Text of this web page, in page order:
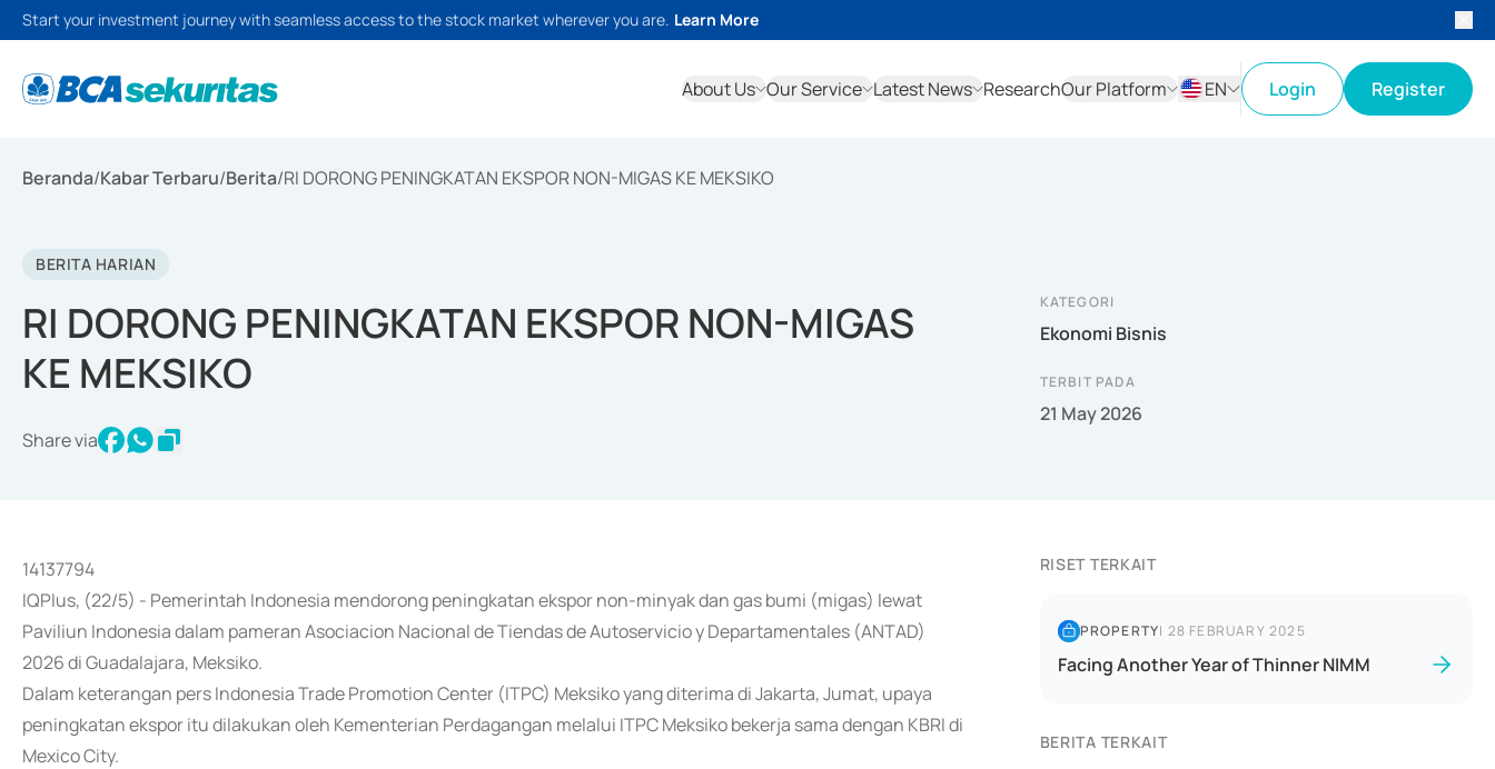
Start your investment journey with seamless access to the stock market wherever you are. Learn More
About Us Our Service Latest News ResearchOur Platform
EN
Login Register
Beranda/Kabar Terbaru/Berita/RI DORONG PENINGKATAN EKSPOR NON-MIGAS KE MEKSIKO
BERITA HARIAN
RI DORONG PENINGKATAN EKSPOR NON-MIGAS
KE MEKSIKO
Share via
KATEGORI
Ekonomi Bisnis
TERBIT PADA
21 May 2026
14137794
IQPlus, (22/5) - Pemerintah Indonesia mendorong peningkatan ekspor non-minyak dan gas bumi (migas) lewat
Paviliun Indonesia dalam pameran Asociacion Nacional de Tiendas de Autoservicio y Departamentales (ANTAD)
2026 di Guadalajara, Meksiko.
Dalam keterangan pers Indonesia Trade Promotion Center (ITPC) Meksiko yang diterima di Jakarta, Jumat, upaya
peningkatan ekspor itu dilakukan oleh Kementerian Perdagangan melalui ITPC Meksiko bekerja sama dengan KBRI di
Mexico City.
RISET TERKAIT
PROPERTY| 28 FEBRUARY 2025
Facing Another Year of Thinner NIMM
BERITA TERKAIT